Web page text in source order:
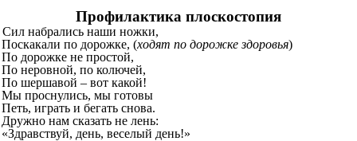
Профилактика плоскостопия
Сил набрались наши ножки,
по дорожке, (ходят по дорожке здоровья)
дорожке не простой,
неровной, по колючей,
шершавой – вот какой!
проснулись, мы готовы
играть и бегать снова.
нам сказать не лень:
день, веселый день!»